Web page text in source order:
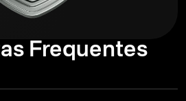
Frequentes